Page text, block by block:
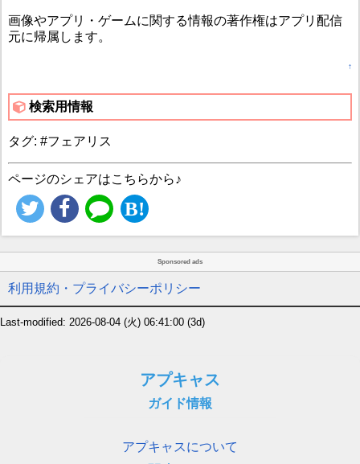
画像やアプリ・ゲームに関する情報の著作権はアプリ配信
元に帰属します。
↑
検索用情報
タグ: #フェアリス
ページのシェアはこちらから♪
Sponsored ads
利用規約・プライバシーポリシー
Last-modified: 2026-08-04 (火) 06:41:00 (3d)
アプキャス
ガイド情報
アプキャスについて